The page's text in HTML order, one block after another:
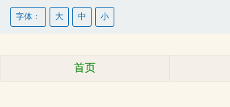
字体： 大 中 小
首页